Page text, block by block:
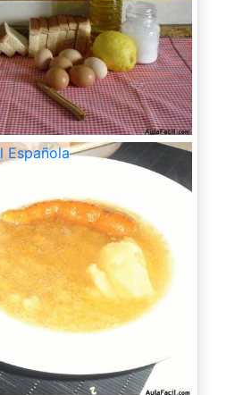
Española